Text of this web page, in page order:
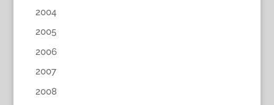
2004
2005
2006
2007
2008